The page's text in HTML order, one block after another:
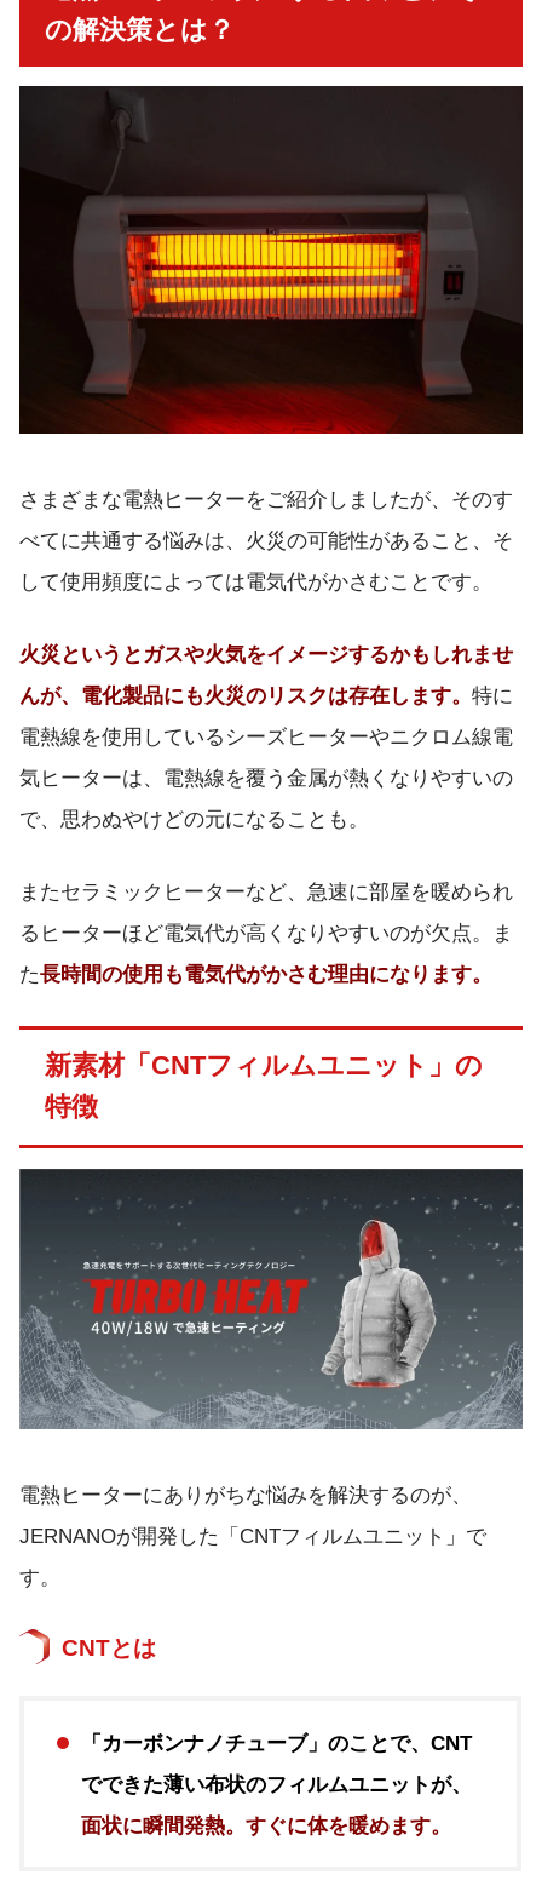
の解決策とは？
さまざまな電熱ヒーターをご紹介しましたが、そのす
べてに共通する悩みは、火災の可能性があること、そ
して使用頻度によっては電気代がかさむことです。
火災というとガスや火気をイメージするかもしれませ
んが、電化製品にも火災のリスクは存在します。特に
電熱線を使用しているシーズヒーターやニクロム線電
気ヒーターは、電熱線を覆う金属が熱くなりやすいの
で、思わぬやけどの元になることも。
またセラミックヒーターなど、急速に部屋を暖められ
るヒーターほど電気代が高くなりやすいのが欠点。ま
た長時間の使用も電気代がかさむ理由になります。
新素材「CNTフィルムユニット」の
特徴
電熱ヒーターにありがちな悩みを解決するのが、
JERNANOが開発した「CNTフィルムユニット」で
す。
CNTとは
「カーボンナノチューブ」のことで、CNT
でできた薄い布状のフィルムユニットが、
面状に瞬間発熱。すぐに体を暖めます。